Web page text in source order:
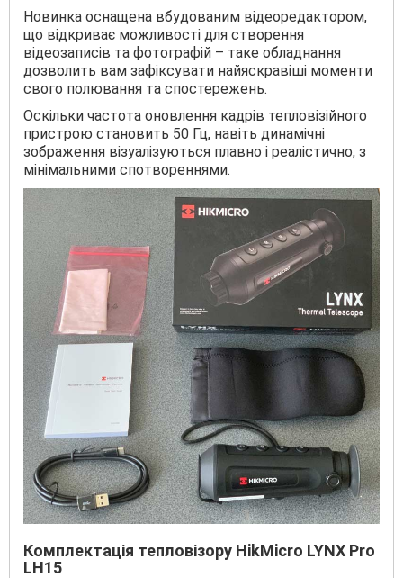
Новинка оснащена вбудованим відеоредактором,
що відкриває можливості для створення
відеозаписів та фотографій – таке обладнання
дозволить вам зафіксувати найяскравіші моменти
свого полювання та спостережень.
Оскільки частота оновлення кадрів тепловізійного
пристрою становить 50 Гц, навіть динамічні
зображення візуалізуються плавно і реалістично, з
мінімальними спотвореннями.
Комплектація тепловізору HikMicro LYNX Pro
LH15